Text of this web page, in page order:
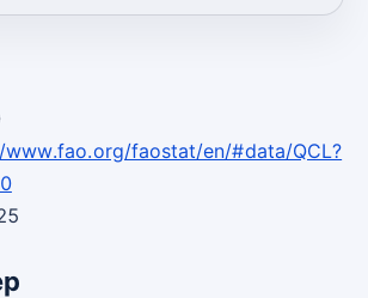
faostat/en/#data/QCL?